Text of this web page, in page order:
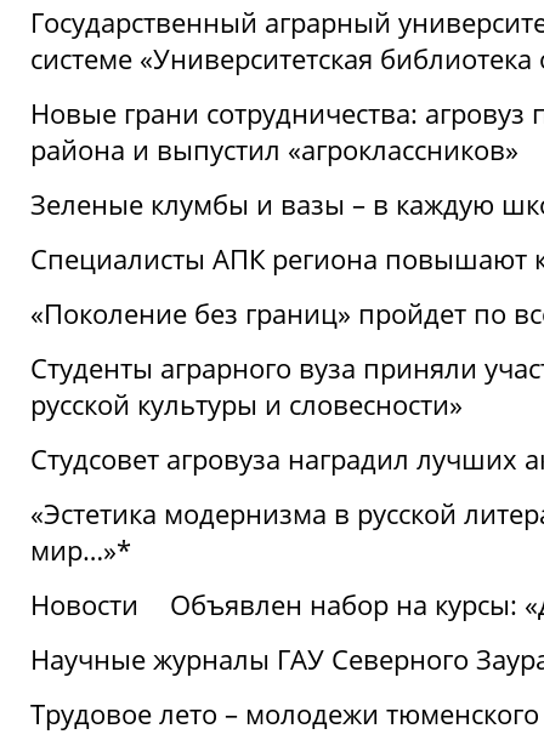
Государственный аграрный
системе «Университетская
Новые грани сотрудничества:
района и выпустил «агроклассников»
Зеленые клумбы и вазы – в каждую
Специалисты АПК региона повышают
«Поколение без границ» пройдет по
Студенты аграрного вуза приняли
русской культуры и словесности»
Студсовет агровуза наградил лучших
«Эстетика модернизма в русской
мир…»*
Новости
Объявлен набор на курсы:
Научные журналы ГАУ Северного
Трудовое лето – молодежи